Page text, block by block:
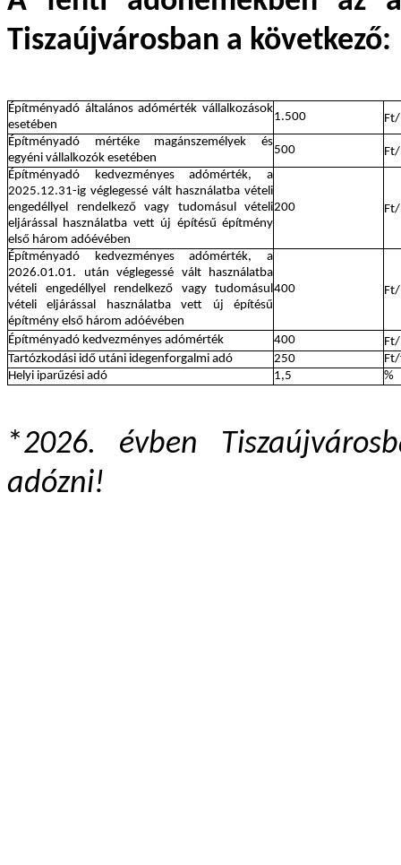
Tiszaújvárosban a következő:
Építményadó általános adómérték vállalkozások
esetében
1.500
Építményadó mértéke magánszemélyek és
egyéni vállalkozók esetében
500
Építményadó kedvezményes adómérték, a
2025.12.31-ig véglegessé vált használatba vételi
engedéllyel rendelkező vagy tudomásul vételi
eljárással használatba vett új építésű építmény
első három adóévében
200
Építményadó kedvezményes adómérték, a
2026.01.01. után véglegessé vált használatba
vételi engedéllyel rendelkező vagy tudomásul
vételi eljárással használatba vett új építésű
építmény első három adóévében
400
Építményadó kedvezményes adómérték 400
Tartózkodási idő utáni idegenforgalmi adó
250
Helyi iparűzési adó
1,5 %
*2026. évben
adózni!